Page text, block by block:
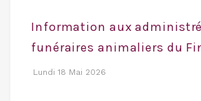
Information aux
funéraires animaliers du
Lundi 18 Mai 2026